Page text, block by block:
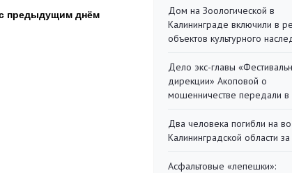
Дом на Зоологической в
Калининграде включили в
объектов культурного
Дело экс-главы
дирекции» Акоповой о
мошенничестве передали в
Два человека погибли на
Калининградской области
Асфальтовые «лепешки»: